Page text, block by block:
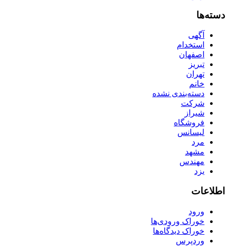
دسته‌ها
آگهی
استخدام
اصفهان
تبریز
تهران
خانم
دسته‌بندی نشده
شرکت
شیراز
فروشگاه
لیسانس
مرد
مشهد
مهندس
یزد
اطلاعات
ورود
خوراک ورودی‌ها
خوراک دیدگاه‌ها
وردپرس